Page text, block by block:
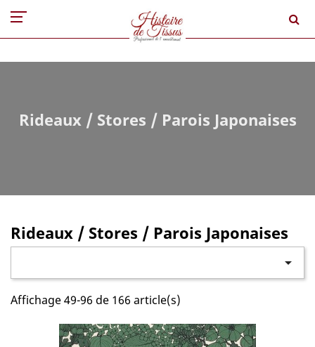
Rideaux / Stores / Parois Japonaises
Rideaux / Stores / Parois Japonaises

Affichage 49-96 de 166 article(s)